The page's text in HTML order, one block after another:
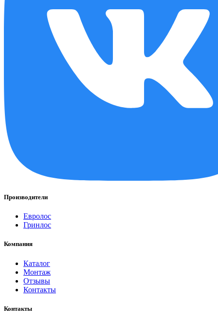
Производители
Евролос
Гринлос
Компания
Каталог
Монтаж
Отзывы
Контакты
Контакты